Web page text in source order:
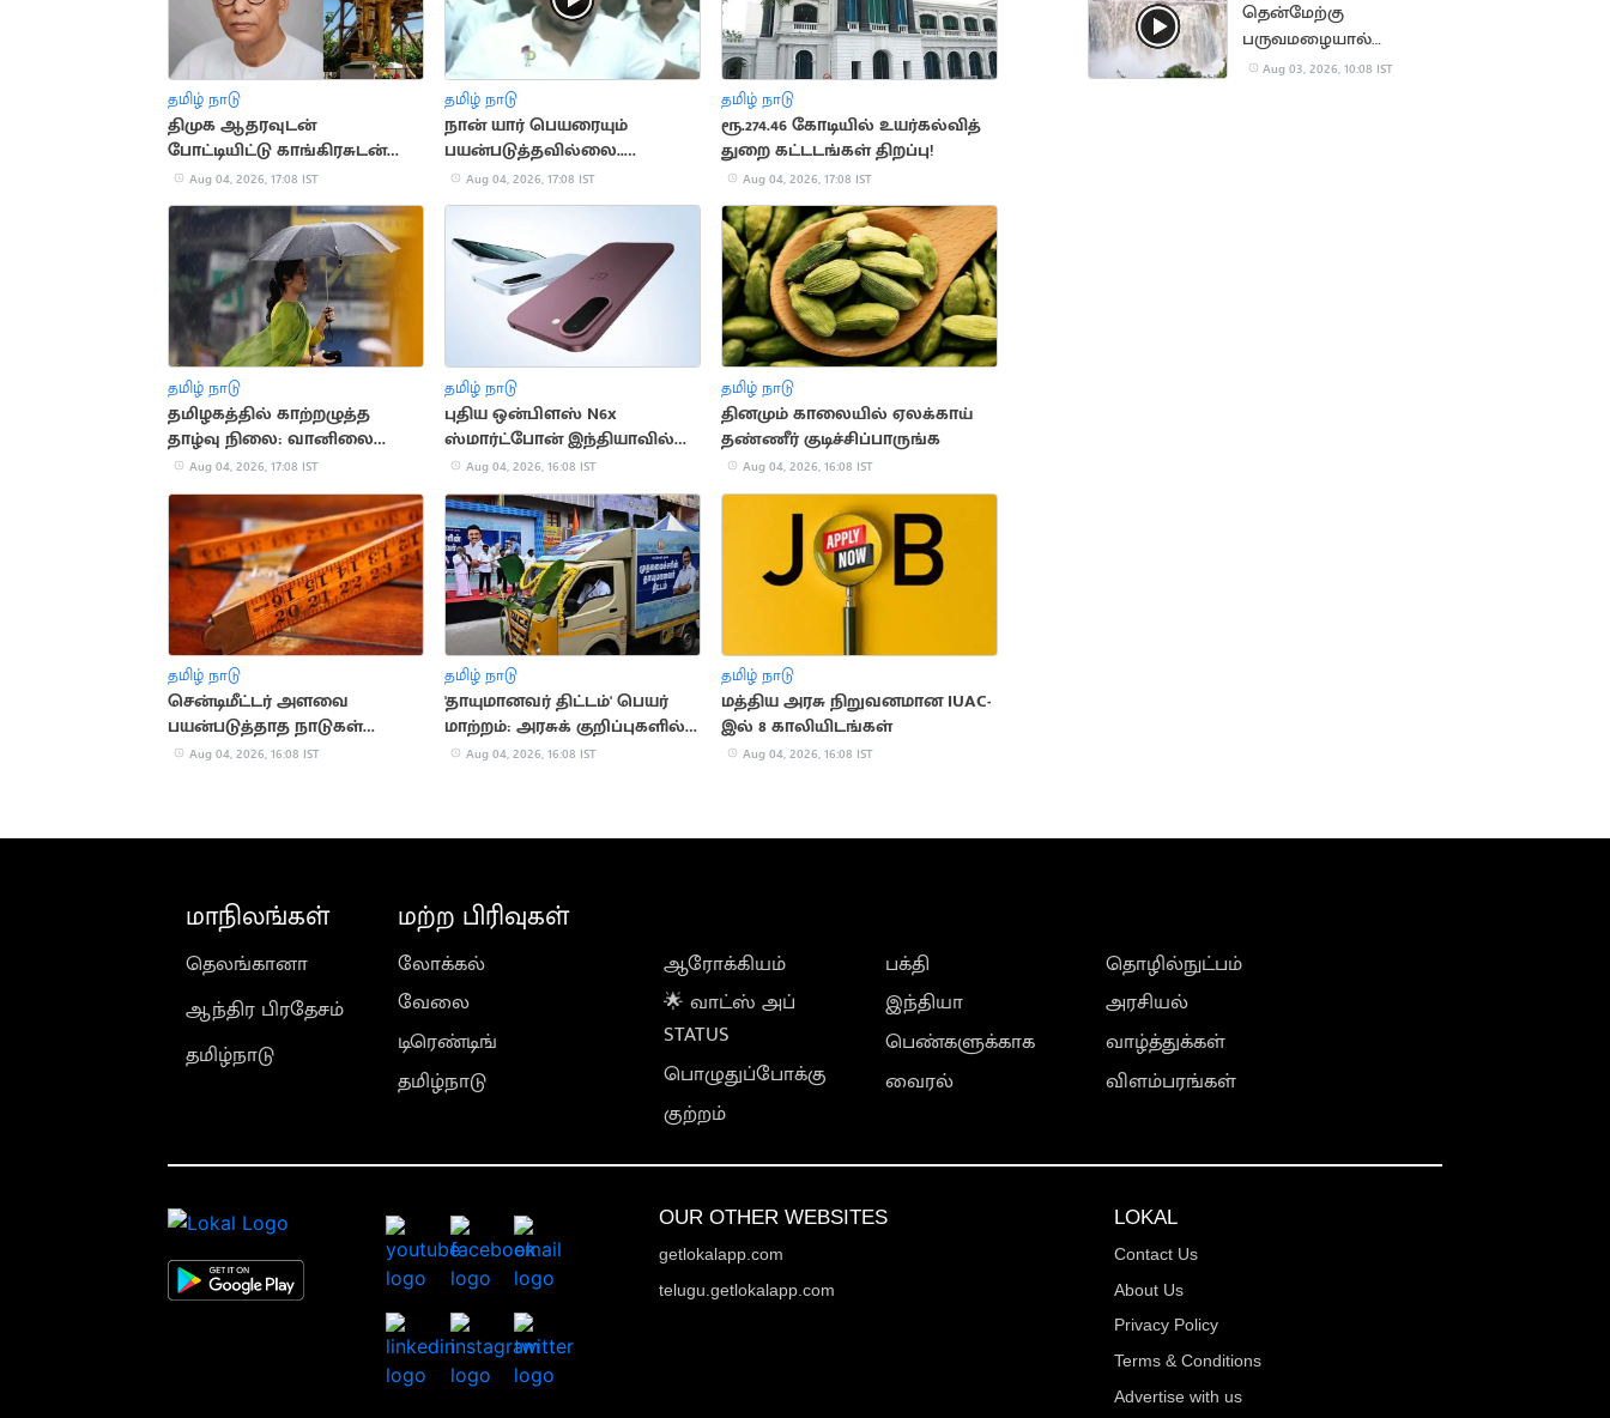
தமிழ் நாடு
திமுக ஆதரவுடன்
போட்டியிட்டு காங்கிரசுடன்
இணைந்த காமன்வீல் கட்சி
Aug 04, 2026, 17:08 IST
தமிழ் நாடு
நான் யார் பெயரையும்
பயன்படுத்தவில்லை..
உதயநிதி ஸ்டாலின்
Aug 04, 2026, 17:08 IST
தமிழ் நாடு
ரூ.274.46 கோடியில் உயர்கல்வித்
துறை கட்டடங்கள் திறப்பு!
Aug 04, 2026, 17:08 IST
தமிழ் நாடு
தமிழகத்தில் காற்றழுத்த
தாழ்வு நிலை: வானிலை
மையம் எச்சரிக்கை
Aug 04, 2026, 17:08 IST
தமிழ் நாடு
புதிய ஒன்பிளஸ் N6x
ஸ்மார்ட்போன் இந்தியாவில்
அறிமுகம்!
Aug 04, 2026, 16:08 IST
தமிழ் நாடு
தினமும் காலையில் ஏலக்காய்
தண்ணீர் குடிச்சிப்பாருங்க
Aug 04, 2026, 16:08 IST
தமிழ் நாடு
சென்டிமீட்டர் அளவை
பயன்படுத்தாத நாடுகள்
தெரியுமா?
Aug 04, 2026, 16:08 IST
தமிழ் நாடு
'தாயுமானவர் திட்டம்' பெயர்
மாற்றம்: அரசுக் குறிப்புகளில்
புதிய பெயர்!
Aug 04, 2026, 16:08 IST
தமிழ் நாடு
மத்திய அரசு நிறுவனமான IUAC-
இல் 8 காலியிடங்கள்
Aug 04, 2026, 16:08 IST
தென்மேற்கு
பருவமழையால்
ஆர்ப்பரித்து கொட்டும்
Aug 03, 2026, 10:08 IST
மாநிலங்கள்
தெலங்கானா
ஆந்திர பிரதேசம்
தமிழ்நாடு
மற்ற பிரிவுகள்
லோக்கல்
வேலை
டிரெண்டிங்
தமிழ்நாடு
ஆரோக்கியம்
🌟 வாட்ஸ் அப்
STATUS
பொழுதுப்போக்கு
குற்றம்
பக்தி
இந்தியா
பெண்களுக்காக
வைரல்
தொழில்நுட்பம்
அரசியல்
வாழ்த்துக்கள்
விளம்பரங்கள்
OUR OTHER WEBSITES
getlokalapp.com
telugu.getlokalapp.com
LOKAL
Contact Us
About Us
Privacy Policy
Terms & Conditions
Advertise with us